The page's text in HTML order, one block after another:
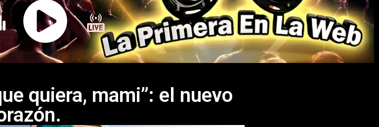
quiera, mami”: el nuevo